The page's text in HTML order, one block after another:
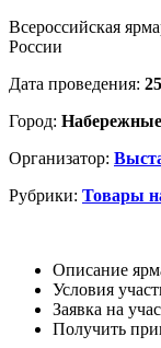
Всероссийская
России
Дата проведения:
Город:
Организатор:
Рубрики: Товары
Описание
Условия
Заявка на
Получить